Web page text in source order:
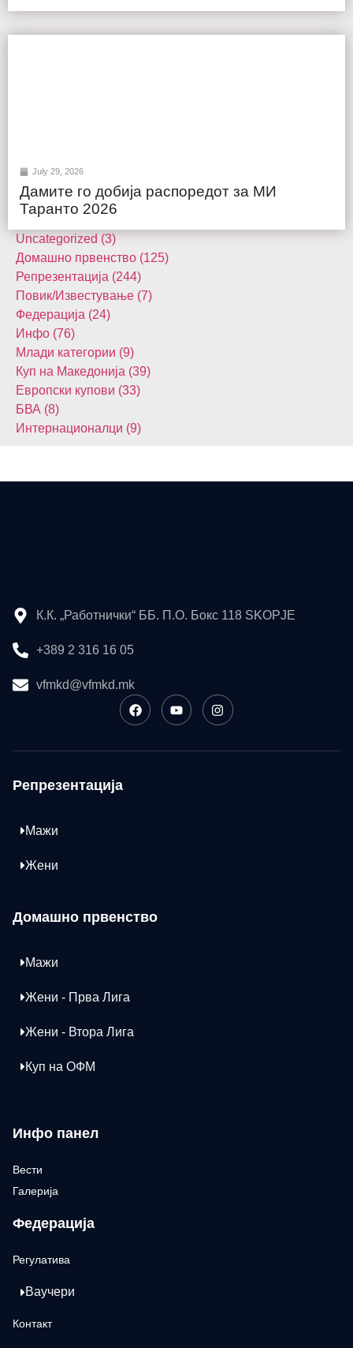
July 29, 2026
Дамите го добија распоредот за МИ
Таранто 2026
Uncategorized (3)
Домашнo првенство (125)
Репрезентација (244)
Повик/Известување (7)
Федерација (24)
Инфо (76)
Млади категории (9)
Куп на Македонија (39)
Европски купови (33)
БВА (8)
Интернационалци (9)
К.К. „Работнички“ ББ. П.О. Бокс 118 SKOPJE
+389 2 316 16 05
vfmkd@vfmkd.mk
Репрезентација
Мажи
Жени
Домашно првенство
Мажи
Жени - Прва Лига
Жени - Втора Лига
Куп на ОФМ
Инфо панел
Вести
Галерија
Федерација
Регулатива
Ваучери
Контакт